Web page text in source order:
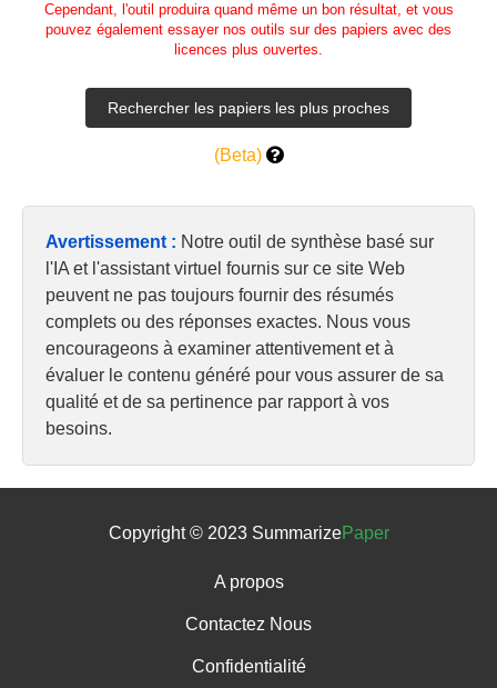
Cependant, l'outil produira quand même un bon résultat, et vous
pouvez également essayer nos outils sur des papiers avec des
licences plus ouvertes.
(Beta)
Avertissement : Notre outil de synthèse basé sur
l'IA et l'assistant virtuel fournis sur ce site Web
peuvent ne pas toujours fournir des résumés
complets ou des réponses exactes. Nous vous
encourageons à examiner attentivement et à
évaluer le contenu généré pour vous assurer de sa
qualité et de sa pertinence par rapport à vos
besoins.
Copyright © 2023 SummarizePaper
A propos
Contactez Nous
Confidentialité